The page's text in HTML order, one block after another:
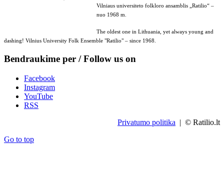
Vilniaus universiteto folkloro ansamblis „Ratilio“ –
nuo 1968 m.
The oldest one in Lithuania, yet always young and
dashing! Vilnius University Folk Ensemble "Ratilio" – since 1968.
Bendraukime per / Follow us on
Facebook
Instagram
YouTube
RSS
Privatumo politika | © Ratilio.lt
Go to top